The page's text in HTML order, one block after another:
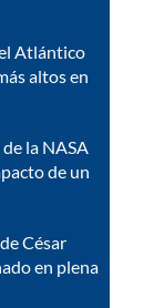
Atlántico
altos en
la NASA
de un
César
en plena